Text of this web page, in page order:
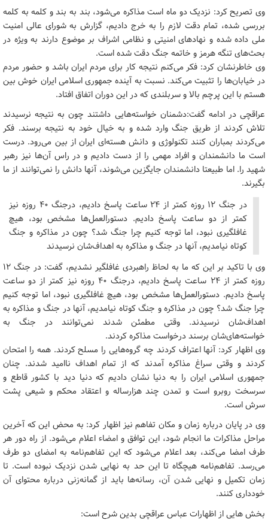
وی تصریح کرد: نزدیک دو ماه است مذاکره می‌شود، بند به بند و کلمه به کلمه
بررسی شده، تمام دقت لازم را به خرج دادیم، گزارش به شورای عالی امنیت
ملی داده شده و نهادهای امنیتی و نظامی اشراف بر موضوع دارند به ویژه در
بحث‌های تنگه هرمز و خاتمه جنگ دقت شده است.
وی خاطرنشان کرد: فکر می‌کنم نتیجه کار برای مردم ایران باشد و حضور مردم
در خیابان‌ها را تثبیت می‌کند. نسبت به آینده جمهوری اسلامی ایران خوش بین
هستم با این پرچم بالا و سربلندی که در این دوران اتفاق افتاد.
عراقچی در ادامه گفت:دشمنان خواسته‌هایی داشتند چون به نتیجه نرسیدند
تلاش کردند از طریق جنگ وارد شده و به خیال خود به نتیجه برسند. فکر
می‌کردند بمباران کنند تکنولوژی و دانش هسته‌ای ایران از بین می‌رود. درست
است ما دانشمندان و افراد مهمی را از دست دادیم و در راس آن‌ها نیز رهبر
شهید را. اما طبیعتا دانشمندان جایگزین می‌شوند، آنها دانش را نمی‌توانند از ما
بگیرند.
در جنگ ۱۲ روزه کمتر از ۲۴ ساعت پاسخ دادیم، درجنگ ۴۰ روزه نیز
کمتر از دو ساعت پاسخ دادیم. دستورالعمل‌ها مشخص بود، هیچ
غافلگیری نبود، اما توجه کنیم چرا جنگ شد؟ چون در مذاکره و جنگ
کوتاه نیامدیم، آنها در جنگ و مذاکره به اهداف‌شان نرسیدند
وی با تاکید بر این که ما به لحاظ راهبردی غافلگیر نشدیم، گفت: در جنگ ۱۲
روزه کمتر از ۲۴ ساعت پاسخ دادیم، درجنگ ۴۰ روزه نیز کمتر از دو ساعت
پاسخ دادیم. دستورالعمل‌ها مشخص بود، هیچ غافلگیری نبود، اما توجه کنیم
چرا جنگ شد؟ چون در مذاکره و جنگ کوتاه نیامدیم، آنها در جنگ و مذاکره به
اهداف‌شان نرسیدند. وقتی مطمئن شدند نمی‌توانند در جنگ به
خواسته‌های‌شان برسند درخواست مذاکره کردند.
وی اظهار کرد: آنها اعتراف کردند چه گروه‌هایی را مسلح کردند. همه را امتحان
کردند و وقتی سراغ مذاکره آمدند که از تمام اهداف ناامید شدند. چنان
جمهوری اسلامی ایران را به دنیا نشان دادیم که دنیا دید با کشور قاطع و
سرسخت روبرو است و تمدن چند هزارساله و اعتقاد محکم و شیعی پشت
سرش است.
وی در پایان درباره زمان و مکان تفاهم نیز اظهار کرد: به محض این که آخرین
مراحل مذاکرات ما انجام شود، این توافق و امضاء اعلام می‌شود. از راه دور هر
طرف امضا می‌کند، بعد اعلام می‌شود که این تفاهم‌نامه به امضای دو طرف
می‌رسد. تفاهم‌نامه هیچگاه تا این حد به نهایی شدن نزدیک نبوده است. تا
زمان تکمیل و نهایی شدن آن، رسانه‌ها باید از گمانه‌زنی درباره محتوای آن
خودداری کنند.
بخش هایی از اظهارات عباس عراقچی بدین شرح است: